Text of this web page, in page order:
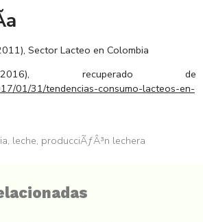
Sector Lacteo en Colombia
recuperado de
01/31/tendencias-consumo-lacteos-en-
, leche, producciÃƒÂ³n lechera